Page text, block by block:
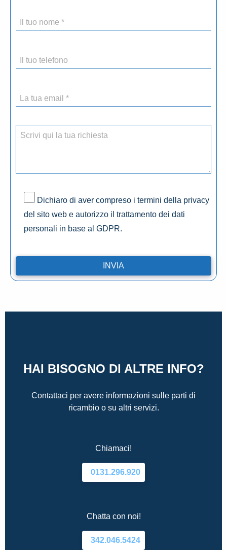
Dichiaro di aver compreso i termini della privacy
del sito web e autorizzo il trattamento dei dati
personali in base al GDPR.
HAI BISOGNO DI ALTRE INFO?
Contattaci per avere informazioni sulle parti di
ricambio o su altri servizi.
Chiamaci!
0131.296.920
Chatta con noi!
342.046.5424